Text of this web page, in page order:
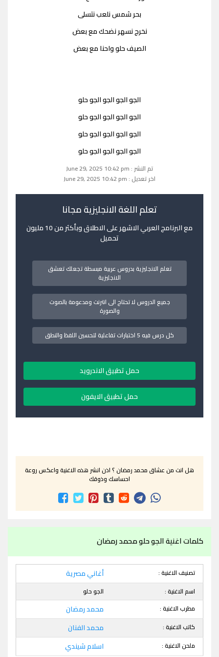
بحر شمس نلعب نتسلى
نخرج نسهر نضحك مع بعض
الصيف حلو واحنا مع بعض
الجو الجو الجو الجو حلو
الجو الجو الجو الجو حلو
الجو الجو الجو الجو حلو
الجو الجو الجو الجو حلو
تم النشر : June 29, 2025 10:42 pm
اخر تعديل : June 29, 2025 10:42 pm
تعلم اللغة الانجليزية مجانا
مع البرنامج العربي الاشهر على الاطلاق وبأكثر من 10 مليون
تحميل
تعلم الانجليزية بدروس عربية مبسطة تجعلك تعشق
الانجليزية
جميع الدروس لا تحتاج الى انترنت ومدعومة بالصوت
والصورة
كل درس فيه 5 اختبارات تفاعلية لتحسين اللفظ والنطق
حمل تطبيق الاندرويد
حمل تطبيق الايفون
هل انت من عشاق محمد رمضان ؟ اذن انشر هذه الاغنية واعكس روعة
احساسك وذوقك
كلمات اغنية الجو حلو محمد رمضان
تصنيف الاغنية : أغاني مصرية
اسم الاغنية :
الجو حلو
مطرب الاغنية :
محمد رمضان
كاتب الاغنية : محمد الفنان
ملحن الاغنية : اسلام شيندي